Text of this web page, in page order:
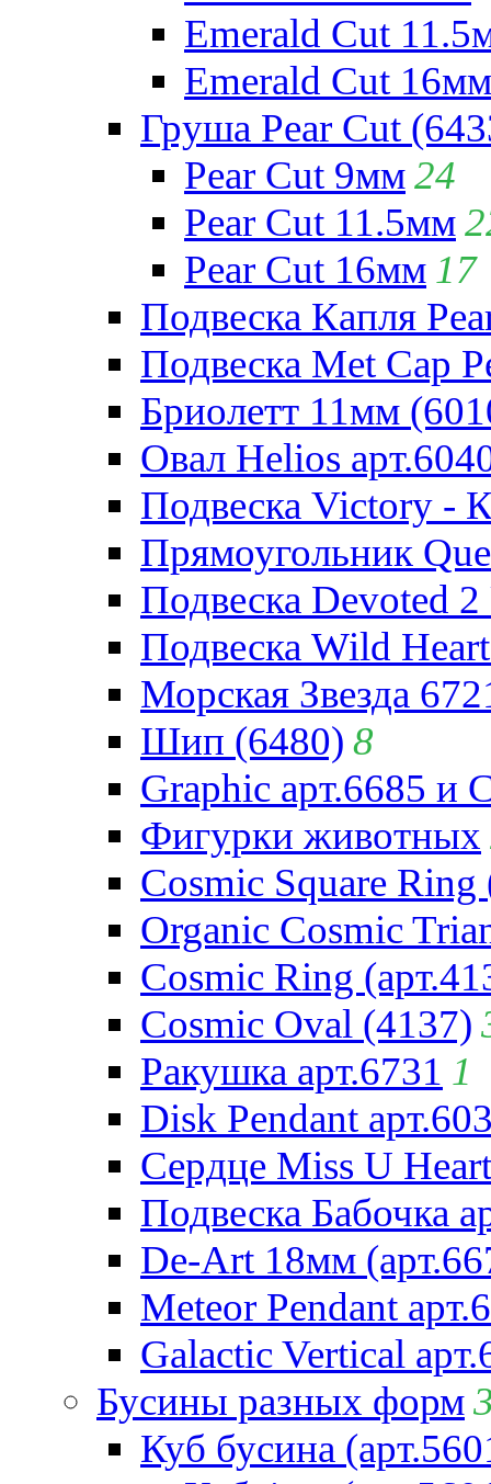
Emerald Cut
Emerald Cut 16мм
Груша Pear Cut
Pear Cut 9мм24
Pear Cut 11.5мм
Pear Cut 16мм 17
Подвеска Капля
Подвеска Met Cap
Бриолетт 11мм
Овал Helios
Подвеска Victory -
Прямоугольник
Подвеска Devoted
Подвеска Wild
Морская Звезда
Шип (6480) 8
Graphic арт.6685 и
Фигурки животных
Cosmic Square Ring
Organic Cosmic
Cosmic Ring
Cosmic Oval (4137)
Ракушка арт.6731 1
Disk Pendant
Сердце Miss U
Подвеска Бабочка
De-Art 18мм
Meteor Pendant
Galactic Vertical
Бусины разных форм
Куб бусина